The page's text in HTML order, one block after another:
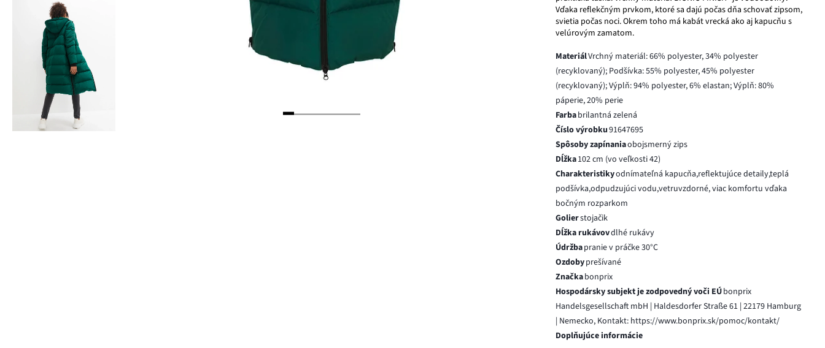
Vďaka reflekčným prvkom, ktoré sa dajú počas dňa schovať zipsom,
svietia počas noci. Okrem toho má kabát vrecká ako aj kapucňu s
velúrovým zamatom.
MateriálVrchný materiál: 66% polyester, 34% polyester
(recyklovaný); Podšívka: 55% polyester, 45% polyester
(recyklovaný); Výplň: 94% polyester, 6% elastan; Výplň: 80%
páperie, 20% perie
Farbabrilantná zelená
Číslo výrobku91647695
Spôsoby zapínaniaobojsmerný zips
Dĺžka102 cm (vo veľkosti 42)
Charakteristikyodnímateľná kapucňa,reflektujúce detaily,teplá
podšívka,odpudzujúci vodu,vetruvzdorné, viac komfortu vďaka
bočným rozparkom
Golierstojačik
Dĺžka rukávovdlhé rukávy
Údržbapranie v práčke 30°C
Ozdobyprešívané
Značkabonprix
Hospodársky subjekt je zodpovedný voči EÚbonprix
Handelsgesellschaft mbH | Haldesdorfer Straße 61 | 22179 Hamburg
| Nemecko, Kontakt: https://www.bonprix.sk/pomoc/kontakt/
Doplňujúce informácie